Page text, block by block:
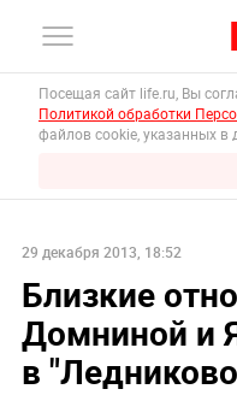
Посещая сайт life.ru, Вы
Политикой обработки
файлов cookie, указанных в
29 декабря 2013, 18:52
Близкие
Домниной и
в